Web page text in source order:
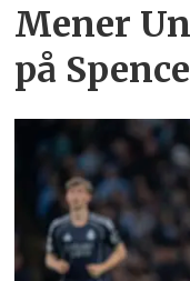
Mener
på Spence